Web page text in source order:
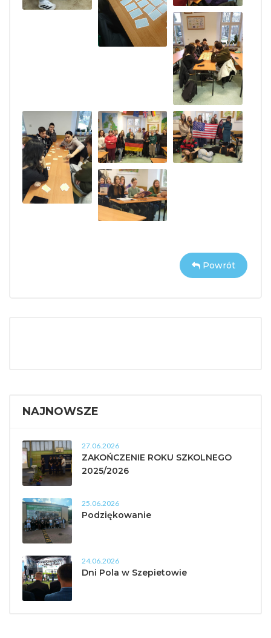
Powrót
NAJNOWSZE
27.06.2026
ZAKOŃCZENIE ROKU SZKOLNEGO
2025/2026
25.06.2026
Podziękowanie
24.06.2026
Dni Pola w Szepietowie